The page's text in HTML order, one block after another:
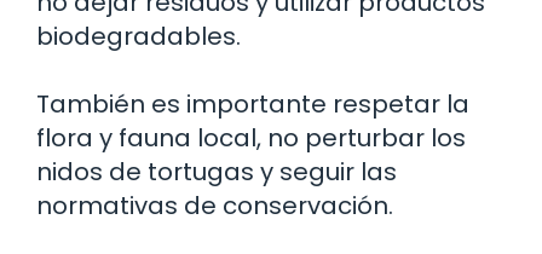
biodegradables.
También es importante respetar la
flora y fauna local, no perturbar los
nidos de tortugas y seguir las
normativas de conservación.